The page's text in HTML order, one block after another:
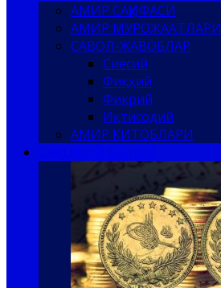
АМИР САҲИФАСИ
АМИР МУРОЖААТЛАРИ
САВОЛ-ЖАВОБЛАР
Сиёсий
Фиқҳий
Фикрий
Иқтисодий
АМИР КИТОБЛАРИ